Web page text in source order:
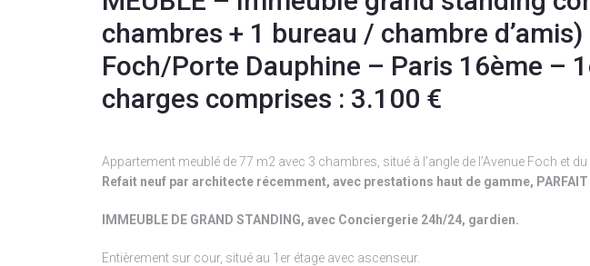
chambres + 1 bureau / chambre
Foch/Porte Dauphine – Paris 16ème –
charges comprises : 3.100 €
Appartement meublé de 77 m2 avec 3 chambres, situé à l’angle de l’Avenue Foch et
Refait neuf par architecte récemment, avec prestations haut de gamme, PARFAIT
IMMEUBLE DE GRAND STANDING, avec Conciergerie 24h/24, gardien.
Entièrement sur cour, situé au 1er étage avec ascenseur.